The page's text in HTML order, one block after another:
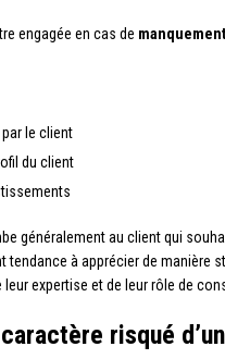
engagée en cas de
le client
du client
généralement au client qui
tendance à apprécier de manière
expertise et de leur rôle de
risqué